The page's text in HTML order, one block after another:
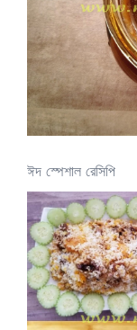
ঈদ স্পেশাল রেসিপি